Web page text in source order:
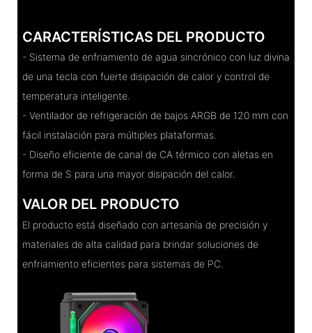
CARACTERÍSTICAS DEL PRODUCTO
- Sistema de enfriamiento de agua sincrónico con luz divina
de una tecla con fuerte disipación de calor y control de
temperatura inteligente.
- Ventilador de refrigeración de bajos ARGB de 120 mm con
fácil instalación para múltiples plataformas.
- Diseño eficiente de canal de CA térmico con aletas en
forma de S para una mayor disipación del calor.
VALOR DEL PRODUCTO
El producto está diseñado con artesanía de precisión y
materiales de alta calidad para brindar soluciones de
enfriamiento eficientes para sistemas de PC.